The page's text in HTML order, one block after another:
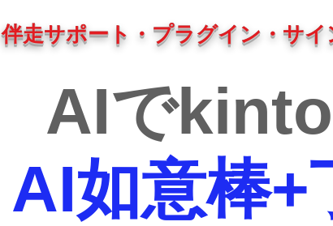
伴走サポート・プラグイン・サ
AIで
AI如意棒+